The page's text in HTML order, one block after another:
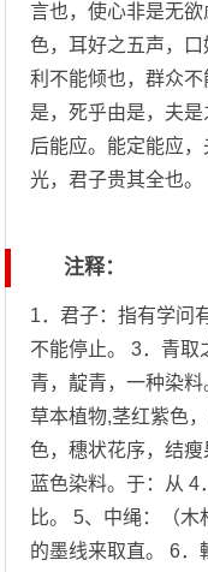
言也，使心非是无
色，耳好之五声，
利不能倾也，群众
是，死乎由是，夫
后能应。能定能应
光，君子贵其全也。
注释：
1．君子：指有学问
不能停止。 3．青取
青，靛青，一种染
草本植物,茎红紫色
色，穗状花序，结
蓝色染料。于：从 4
比。 5、中绳：（
的墨线来取直。 6．